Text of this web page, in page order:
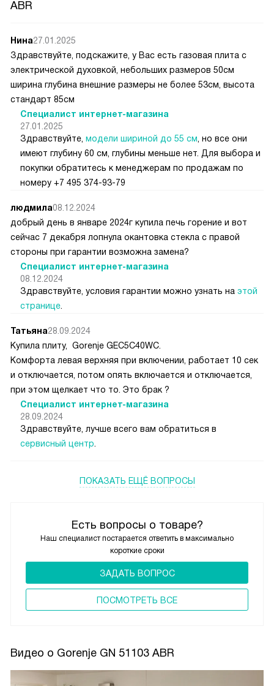
ABR
Есть вопросы о товаре?
Наш специалист постарается ответить в максимально
короткие сроки
ЗАДАТЬ ВОПРОС
ПОCМОТРЕТЬ ВСЕ
Нина27.01.2025
Здравствуйте, подскажите, у Вас есть газовая плита с
электрической духовкой, небольших размеров 50см
ширина глубина внешние размеры не более 53см, высота
стандарт 85см
Специалист интернет-магазина
27.01.2025
Здравствуйте, модели шириной до 55 см , но все они
имеют глубину 60 см, глубины меньше нет. Для выбора и
покупки обратитесь к менеджерам по продажам по
номеру +7 495 374-93-79
людмила08.12.2024
добрый день в январе 2024г купила печь горение и вот
сейчас 7 декабря лопнула окантовка стекла с правой
стороны при гарантии возможна замена?
Специалист интернет-магазина
08.12.2024
Здравствуйте, условия гарантии можно узнать на этой
странице
Татьяна28.09.2024
Купила плиту, Gorenje GEC5C40WC.
Комфорта левая верхняя при включении, работает 10 сек
и отключается, потом опять включается и отключается,
при этом щелкает что то. Это брак ?
Специалист интернет-магазина
28.09.2024
Здравствуйте, лучше всего вам обратиться в
сервисный центр
ПОКАЗАТЬ ЕЩЁ ВОПРОСЫ
Видео о Gorenje GN 51103 ABR